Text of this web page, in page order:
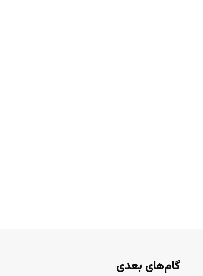
گام‌های بعدی